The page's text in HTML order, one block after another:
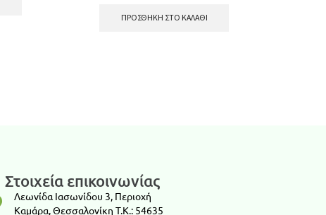
ΠΡΟΣΘΉΚΗ ΣΤΟ ΚΑΛΆΘΙ
Στοιχεία επικοινωνίας
Λεωνίδα Ιασωνίδου 3, Περιοχή
Καμάρα, Θεσσαλονίκη T.K.: 54635